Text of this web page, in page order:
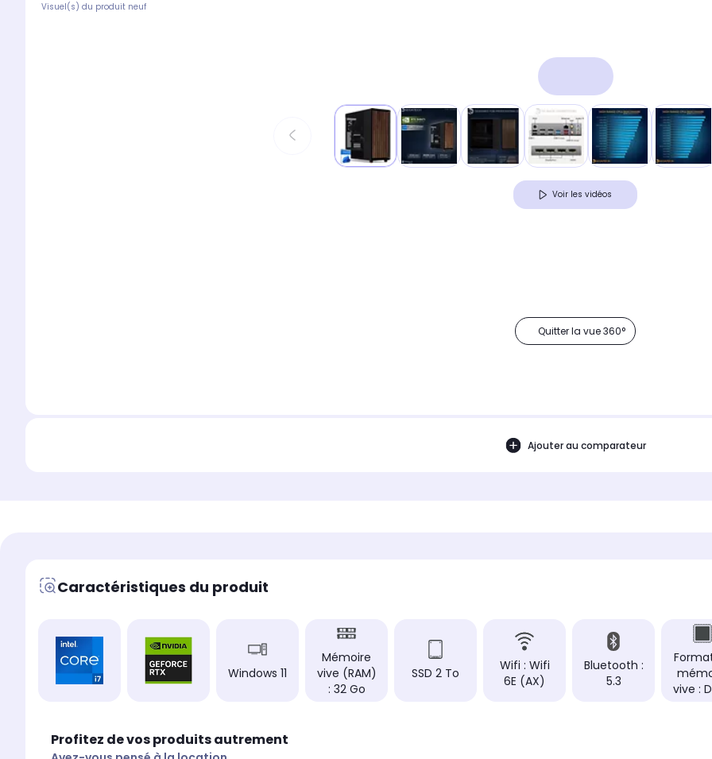
Visuel(s) du produit neuf
Voir les vidéos
Quitter la vue 360°
Ajouter au comparateur
Caractéristiques du produit
Windows 11
Mémoire
vive (RAM)
: 32 Go
SSD 2 To
Wifi : Wifi
6E (AX)
Bluetooth :
5.3
vive :
Profitez de vos produits autrement